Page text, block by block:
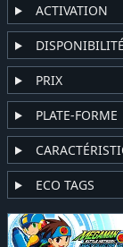
ACTIVATION
DISPONIBILITÉ
PRIX
PLATE-FORME
ECO TAGS